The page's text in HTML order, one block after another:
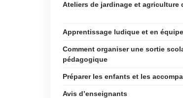
Ateliers de jardinage et agriculture
Apprentissage ludique et en équipe
Comment organiser une sortie
pédagogique
Préparer les enfants et les
Avis d’enseignants